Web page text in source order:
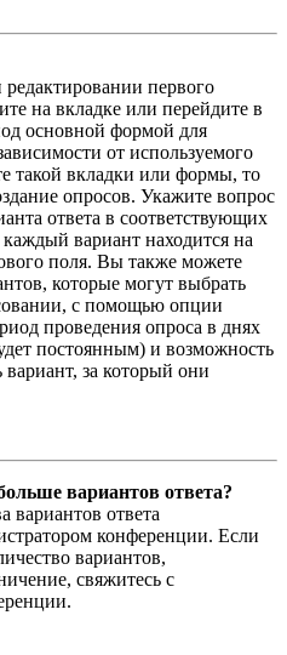
первого
на вкладке или перейдите в
основной формой для
от используемого
такой вкладки или формы, то
опросов. Укажите вопрос
ответа в соответствующих
вариант находится на
поля. Вы также можете
которые могут выбрать
с помощью опции
проведения опроса в днях
постоянным) и возможность
вариант, за который они
вариантов ответа?
вариантов ответа
конференции. Если
вариантов,
свяжитесь с